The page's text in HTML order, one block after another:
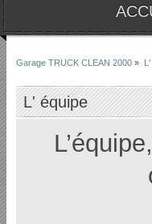
Garage TRUCK CLEAN 2000 »
L' équipe